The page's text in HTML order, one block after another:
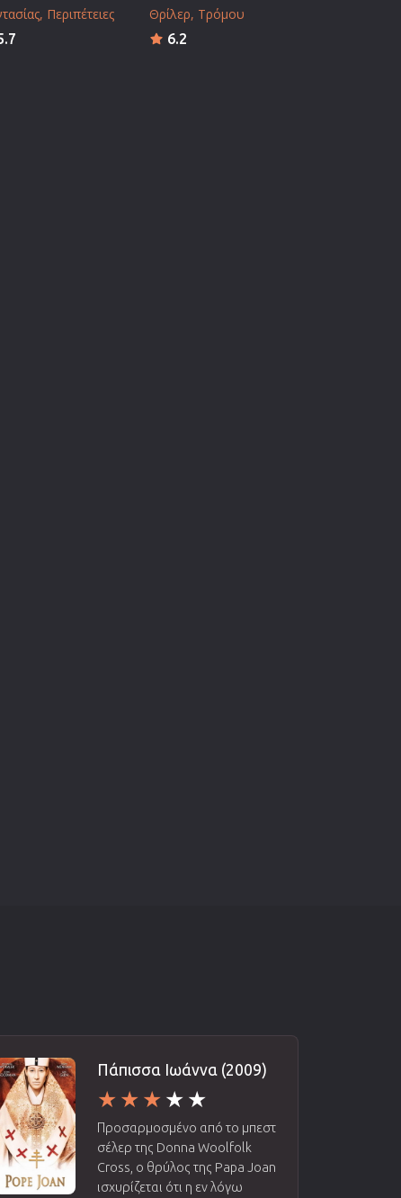
Περιπέτειες
Θρίλερ Τρόμου
6.2
Πάπισσα Ιωάννα (2009)
Προσαρμοσμένο από το μπεστ
σέλερ της Donna Woolfolk
Cross, ο θρύλος της Papa Joan
ισχυρίζεται ότι η εν λόγω